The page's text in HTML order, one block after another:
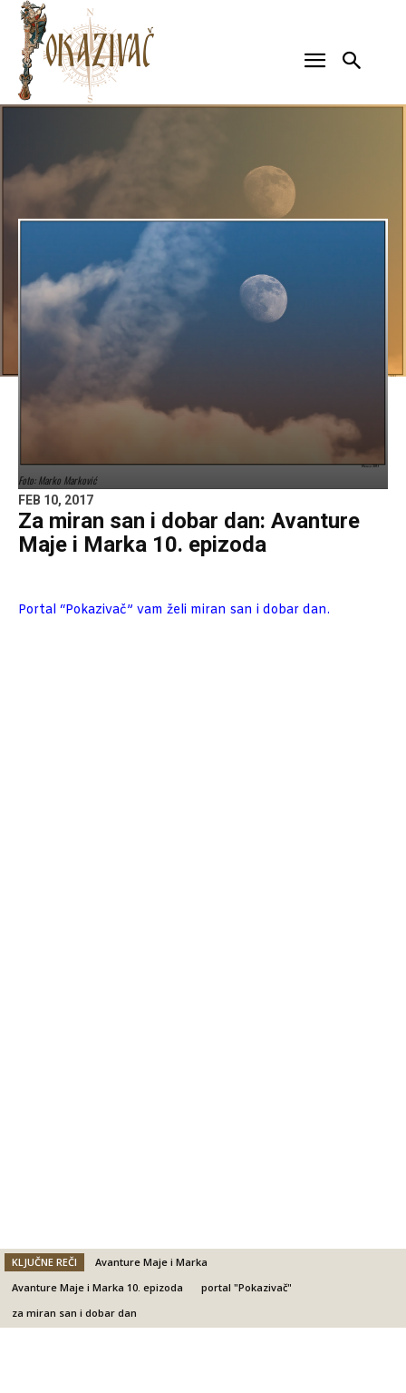
Foto: Marko Marković
FEB 10, 2017
Za miran san i dobar dan: Avanture
Maje i Marka 10. epizoda
Portal “Pokazivač” vam želi miran san i dobar dan.
KLJUČNE REČI
Avanture Maje i Marka
Avanture Maje i Marka 10. epizoda
portal "Pokazivač"
za miran san i dobar dan